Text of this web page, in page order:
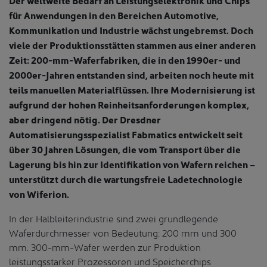
für Anwendungen in den Bereichen Automotive,
Kommunikation und Industrie wächst ungebremst. Doch
viele der Produktionsstätten stammen aus einer anderen
Zeit: 200-mm-Waferfabriken, die in den 1990er- und
2000er-Jahren entstanden sind, arbeiten noch heute mit
teils manuellen Materialflüssen. Ihre Modernisierung ist
aufgrund der hohen Reinheitsanforderungen komplex,
aber dringend nötig. Der Dresdner
Automatisierungsspezialist Fabmatics entwickelt seit
über 30 Jahren Lösungen, die vom Transport über die
Lagerung bis hin zur Identifikation von Wafern reichen –
unterstützt durch die wartungsfreie Ladetechnologie
von Wiferion.
In der Halbleiterindustrie sind zwei grundlegende
Waferdurchmesser von Bedeutung: 200 mm und 300
mm. 300-mm-Wafer werden zur Produktion
leistungsstarker Prozessoren und Speicherchips